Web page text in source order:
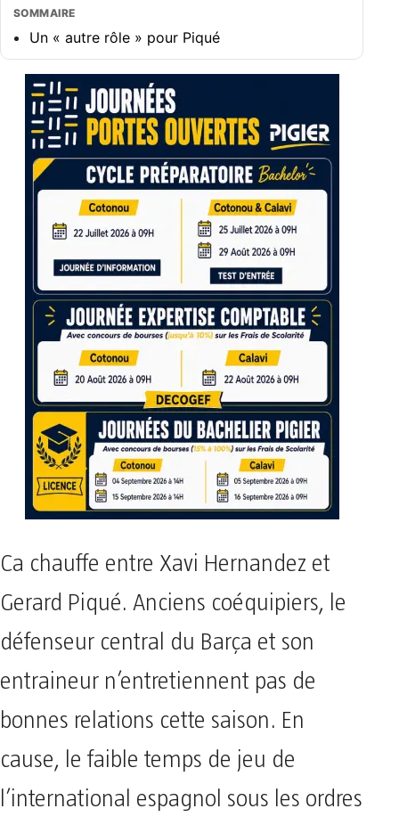
SOMMAIRE
Un « autre rôle » pour Piqué
Ca chauffe entre Xavi Hernandez et
Gerard Piqué. Anciens coéquipiers, le
défenseur central du Barça et son
entraineur n’entretiennent pas de
bonnes relations cette saison. En
cause, le faible temps de jeu de
l’international espagnol sous les ordres